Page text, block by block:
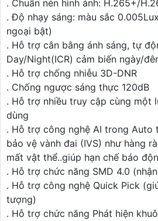
. Chuẩn nén hình ảnh: H.265+/
. Độ nhạy sáng: màu sắc
ngoại bật)
. Hỗ trợ cân bằng ánh sáng, tự
Day/Night(ICR) cảm biến ngày/
. Hỗ trợ chống nhiễu 3D-DNR
. Chống ngược sáng thực 120dB
. Hỗ trợ nhiều truy cập cùng một
dùng
. Hỗ trợ công nghệ AI trong Auto
bảo vệ vành đai (IVS) như hàng
mất vật thể..giúp hạn chế báo
. Hỗ trợ chức năng SMD 4.0
. Hỗ trợ công nghệ Quick Pick
tượng)
. Hỗ trợ chức năng Phát hiện